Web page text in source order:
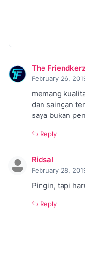
The Friendkerz
February 26,
memang
dan saingan
saya bukan
Reply
Ridsal
February 28,
Pingin, tapi
Reply